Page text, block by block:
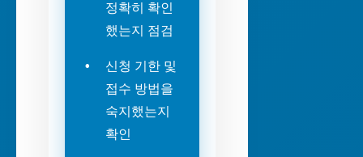
정확히 확인
했는지 점검
신청 기한 및
접수 방법을
숙지했는지
확인